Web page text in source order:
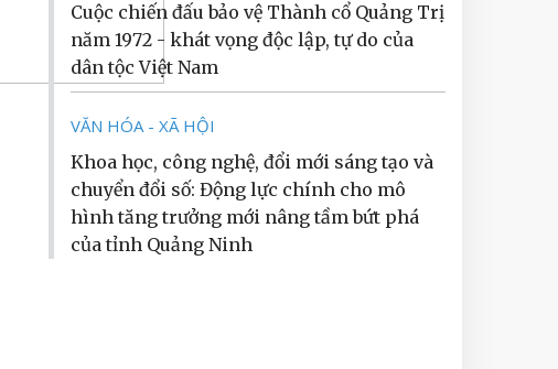
Cuộc chiến đấu bảo vệ Thành cổ Quảng Trị
năm 1972 - khát vọng độc lập, tự do của
dân tộc Việt Nam
VĂN HÓA - XÃ HỘI
Khoa học, công nghệ, đổi mới sáng tạo và
chuyển đổi số: Động lực chính cho mô
hình tăng trưởng mới nâng tầm bứt phá
của tỉnh Quảng Ninh